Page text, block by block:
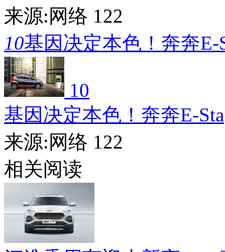
来源:网络 122
10基因决定本色！奔奔E-
10
基因决定本色！奔奔E-Sta
来源:网络 122
相关阅读